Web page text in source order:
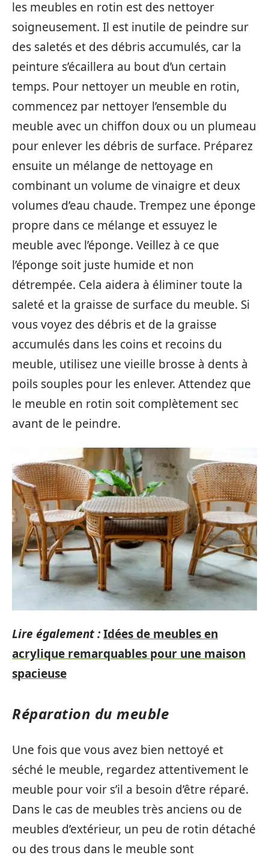
les meubles en rotin est des nettoyer
soigneusement. Il est inutile de peindre sur
des saletés et des débris accumulés, car la
peinture s’écaillera au bout d’un certain
temps. Pour nettoyer un meuble en rotin,
commencez par nettoyer l’ensemble du
meuble avec un chiffon doux ou un plumeau
pour enlever les débris de surface. Préparez
ensuite un mélange de nettoyage en
combinant un volume de vinaigre et deux
volumes d’eau chaude. Trempez une éponge
propre dans ce mélange et essuyez le
meuble avec l’éponge. Veillez à ce que
l’éponge soit juste humide et non
détrempée. Cela aidera à éliminer toute la
saleté et la graisse de surface du meuble. Si
vous voyez des débris et de la graisse
accumulés dans les coins et recoins du
meuble, utilisez une vieille brosse à dents à
poils souples pour les enlever. Attendez que
le meuble en rotin soit complètement sec
avant de le peindre.
Lire également :Idées de meubles en
acrylique remarquables pour une maison
spacieuse
Réparation du meuble
Une fois que vous avez bien nettoyé et
séché le meuble, regardez attentivement le
meuble pour voir s’il a besoin d’être réparé.
Dans le cas de meubles très anciens ou de
meubles d’extérieur, un peu de rotin détaché
ou des trous dans le meuble sont